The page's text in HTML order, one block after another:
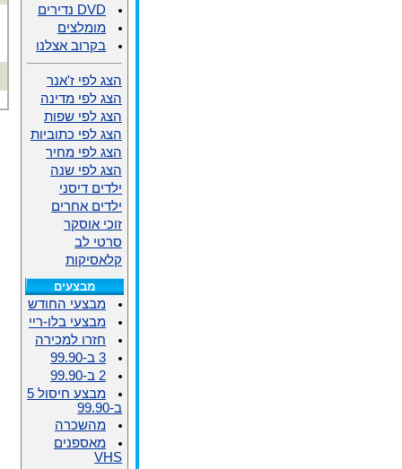
DVD נדירים
מומלצים
בקרוב אצלנו
הצג לפי ז'אנר
הצג לפי מדינה
הצג לפי שפות
הצג לפי כתוביות
הצג לפי מחיר
הצג לפי שנה
ילדים דיסני
ילדים אחרים
זוכי אוסקר
סרטי לב
קלאסיקות
מבצעים
מבצעי החודש
מבצעי בלו-ריי
חזרו למכירה
3 ב-99.90
2 ב-99.90
מבצע חיסול 5
ב-99.90
מהשכרה
מאספנים
VHS